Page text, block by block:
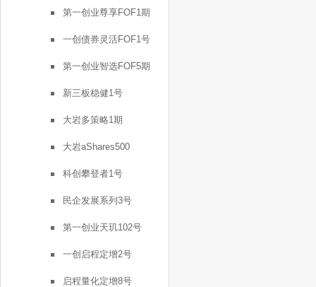
第一创业尊享FOF1期
一创债券灵活FOF1号
第一创业智选FOF5期
新三板稳健1号
大岩多策略1期
大岩aShares500
科创攀登者1号
民企发展系列3号
第一创业天玑102号
一创启程定增2号
启程量化定增8号